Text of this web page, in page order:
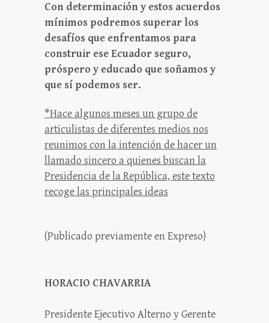
Con determinación y estos acuerdos
mínimos podremos superar los
desafíos que enfrentamos para
construir ese Ecuador seguro,
próspero y educado que soñamos y
que sí podemos ser.
*Hace algunos meses un grupo de
articulistas de diferentes medios nos
reunimos con la intención de hacer un
llamado sincero a quienes buscan la
Presidencia de la República, este texto
recoge las principales ideas
(Publicado previamente en Expreso)
HORACIO CHAVARRIA
Presidente Ejecutivo Alterno y Gerente